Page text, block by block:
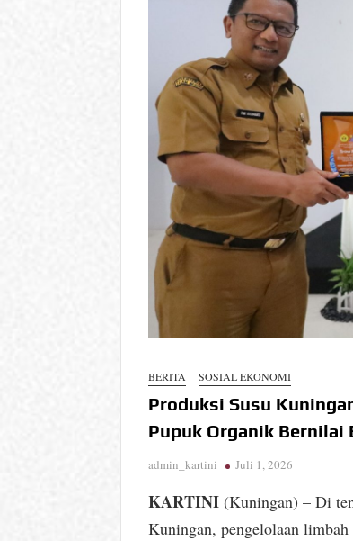
BERITA SOSIAL EKONOMI
Produksi Susu
Pupuk Organik Bernilai
admin_kartini Juli 1, 2026
KARTINI (Kuningan) – Di
Kuningan, pengelolaan